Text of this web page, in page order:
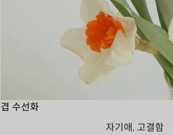
겹 수선화
자기애, 고결함